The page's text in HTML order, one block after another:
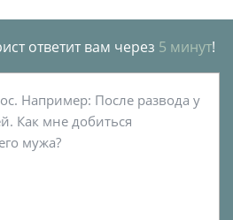
ответит вам через 5 минут!